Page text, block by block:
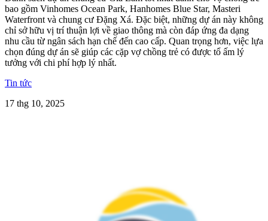
bao gồm Vinhomes Ocean Park, Hanhomes Blue Star, Masteri
Waterfront và chung cư Đặng Xá. Đặc biệt, những dự án này không
chỉ sở hữu vị trí thuận lợi về giao thông mà còn đáp ứng đa dạng
nhu cầu từ ngân sách hạn chế đến cao cấp. Quan trọng hơn, việc lựa
chọn đúng dự án sẽ giúp các cặp vợ chồng trẻ có được tổ ấm lý
tưởng với chi phí hợp lý nhất.
Tin tức
17 thg 10, 2025